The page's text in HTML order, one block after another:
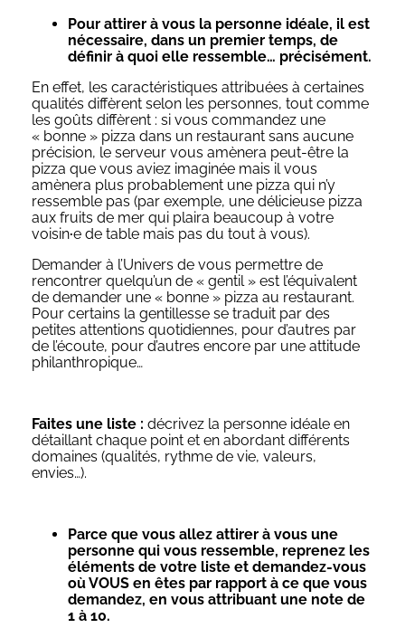
Pour attirer à vous la personne idéale, il est
nécessaire, dans un premier temps, de
définir à quoi elle ressemble… précisément.
En effet, les caractéristiques attribuées à certaines
qualités diffèrent selon les personnes, tout comme
les goûts diffèrent : si vous commandez une
« bonne » pizza dans un restaurant sans aucune
précision, le serveur vous amènera peut-être la
pizza que vous aviez imaginée mais il vous
amènera plus probablement une pizza qui n’y
ressemble pas (par exemple, une délicieuse pizza
aux fruits de mer qui plaira beaucoup à votre
voisin·e de table mais pas du tout à vous).
Demander à l’Univers de vous permettre de
rencontrer quelqu’un de « gentil » est l’équivalent
de demander une « bonne » pizza au restaurant.
Pour certains la gentillesse se traduit par des
petites attentions quotidiennes, pour d’autres par
de l’écoute, pour d’autres encore par une attitude
philanthropique…
Faites une liste : décrivez la personne idéale en
détaillant chaque point et en abordant différents
domaines (qualités, rythme de vie, valeurs,
envies…).
Parce que vous allez attirer à vous une
personne qui vous ressemble, reprenez les
éléments de votre liste et demandez-vous
où VOUS en êtes par rapport à ce que vous
demandez, en vous attribuant une note de
1 à 10.